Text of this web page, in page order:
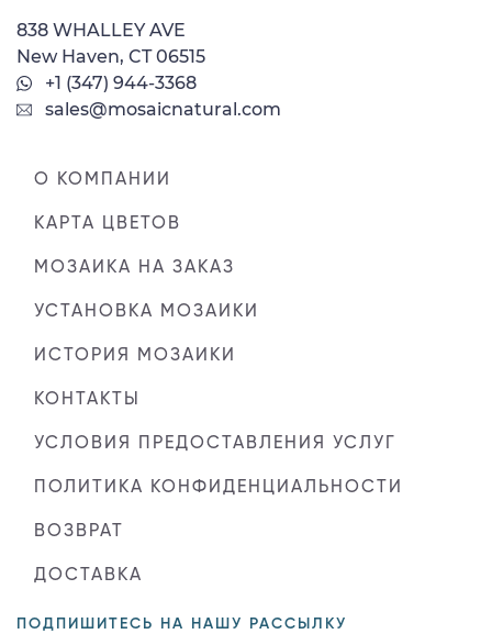
838 WHALLEY AVE
New Haven, CT 06515
+1 (347) 944-3368
sales@mosaicnatural.com
О КОМПАНИИ
КАРТА ЦВЕТОВ
МОЗАИКА НА ЗАКАЗ
УСТАНОВКА МОЗАИКИ
ИСТОРИЯ МОЗАИКИ
КОНТАКТЫ
УСЛОВИЯ ПРЕДОСТАВЛЕНИЯ УСЛУГ
ПОЛИТИКА КОНФИДЕНЦИАЛЬНОСТИ
ВОЗВРАТ
ДОСТАВКА
ПОДПИШИТЕСЬ НА НАШУ РАССЫЛКУ